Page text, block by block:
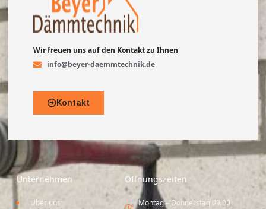
Wir freuen uns auf den Kontakt zu Ihnen
info@beyer-daemmtechnik.de
Kontakt
Unternehmen
Über uns
Öffnungszeiten
Montag – Donnerstag 09.00